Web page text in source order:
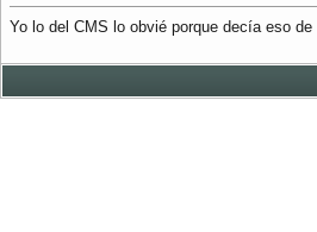
Yo lo del CMS lo obvié porque decía eso de